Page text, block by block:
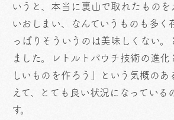
いうと、本当に裏山で取れたものを
いおしまい、なんていうものも多く
っぱりそういうのは美味しくない。
ました。レトルトパウチ技術の進化
しいものを作ろう」という気概の
えて、とても良い状況になっている
す。